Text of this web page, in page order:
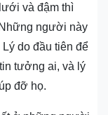
và đậm thì
người này
do đầu tiên để
tưởng ai, và lý
đỡ họ.